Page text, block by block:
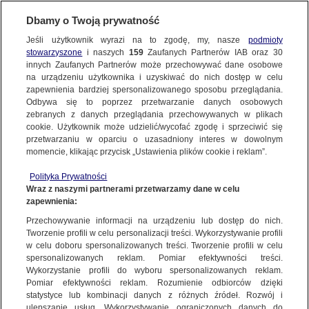
BIURO REKLAMY TVN MEDIA
SPONSORING
Sponsoring to unikalne narzędzie pozwalające marce
zbudować pożądany wizerunek i podkreślić najważniejsze
cechy produktu. Dzięki możliwości precyzyjnego doboru
kontekstu przekaz marki nabiera nowej jakości i brzmi w
sposób dający się wyróżnić i zaistnieć w świadomości
Nasze programy to możliwość ścisłego współdziałania siły
kontentu i charakteru marki na wielu płaszczyznach.
Standardowy 8 sec billboard sponsorski to wstęp do dalszego
dialogu, zaangażowania i interakcji z widzem poprzez szerokie
możliwości, jakie dają oferowane produkcje.
Dbamy o Twoją prywatność
Jeśli użytkownik wyrazi na to zgodę, my, nasze podmioty
stowarzyszone i naszych 159Zaufanych Partnerów IAB oraz 30
innych Zaufanych Partnerów może przechowywać dane osobowe
na urządzeniu użytkownika i uzyskiwać do nich dostęp w celu
zapewnienia bardziej spersonalizowanego sposobu przeglądania.
Odbywa się to poprzez przetwarzanie danych osobowych
zebranych z danych przeglądania przechowywanych w plikach
cookie. Użytkownik może udzielić/wycofać zgodę i sprzeciwić się
przetwarzaniu w oparciu o uzasadniony interes w dowolnym
momencie, klikając przycisk „Ustawienia plików cookie i reklam”.
Polityka Prywatności
Wraz z naszymi partnerami przetwarzamy dane w celu
zapewnienia:
Przechowywanie informacji na urządzeniu lub dostęp do nich.
Tworzenie profili w celu personalizacji treści. Wykorzystywanie profili
w celu doboru spersonalizowanych treści. Tworzenie profili w celu
spersonalizowanych reklam. Pomiar efektywności treści.
Wykorzystanie profili do wyboru spersonalizowanych reklam.
Pomiar efektywności reklam. Rozumienie odbiorców dzięki
statystyce lub kombinacji danych z różnych źródeł. Rozwój i